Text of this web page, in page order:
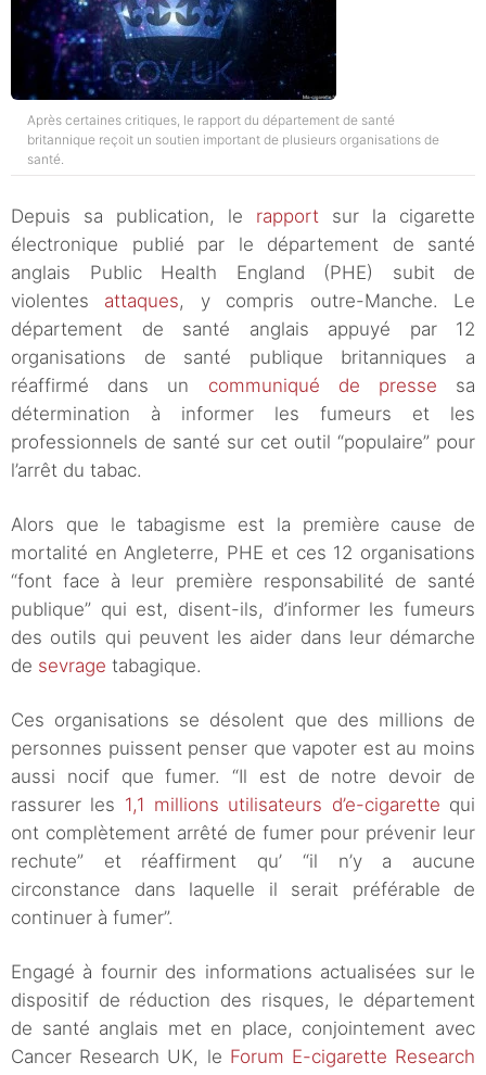
Après certaines critiques, le rapport du département de santé
britannique reçoit un soutien important de plusieurs organisations de
santé.
Depuis sa publication, le rapport sur la cigarette
électronique publié par le département de santé
anglais Public Health England (PHE) subit de
violentes attaques, y compris outre-Manche. Le
département de santé anglais appuyé par 12
organisations de santé publique britanniques a
réaffirmé dans un communiqué de presse sa
détermination à informer les fumeurs et les
professionnels de santé sur cet outil “populaire” pour
l’arrêt du tabac.
Alors que le tabagisme est la première cause de
mortalité en Angleterre, PHE et ces 12 organisations
“font face à leur première responsabilité de santé
publique” qui est, disent-ils, d’informer les fumeurs
des outils qui peuvent les aider dans leur démarche
de sevrage tabagique.
Ces organisations se désolent que des millions de
personnes puissent penser que vapoter est au moins
aussi nocif que fumer. “Il est de notre devoir de
rassurer les 1,1 millions utilisateurs d’e-cigarette qui
ont complètement arrêté de fumer pour prévenir leur
rechute” et réaffirment qu’ “il n’y a aucune
circonstance dans laquelle il serait préférable de
continuer à fumer”.
Engagé à fournir des informations actualisées sur le
dispositif de réduction des risques, le département
de santé anglais met en place, conjointement avec
Cancer Research UK, le Forum E-cigarette Research